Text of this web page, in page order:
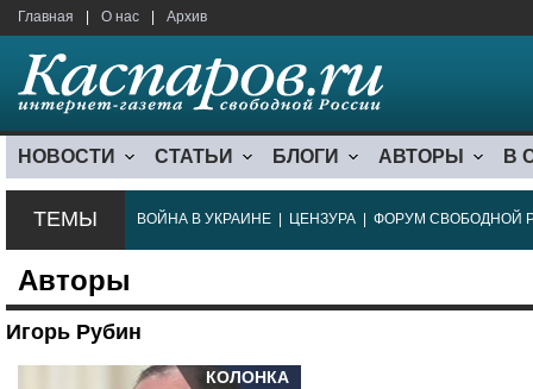
Главная О нас Архив
НОВОСТИ СТАТЬИ БЛОГИ АВТОРЫ В
ТЕМЫ ВОЙНА В УКРАИНЕ ЦЕНЗУРА ФОРУМ СВОБОДНОЙ
Авторы
Игорь Рубин
КОЛОНКА